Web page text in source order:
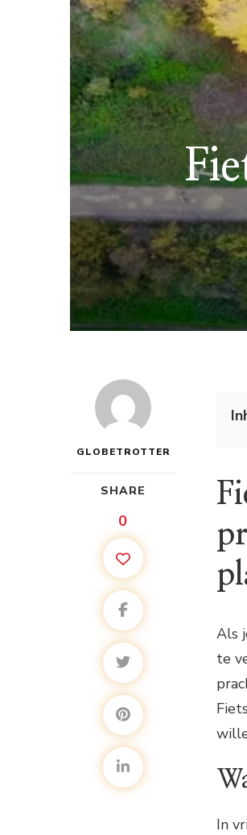
GLOBETROTTER
SHARE
0
Als
te
In